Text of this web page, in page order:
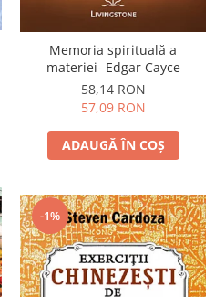
Memoria spirituală a
materiei- Edgar Cayce
58,14 RON
57,09 RON
ADAUGĂ ÎN COȘ
-1%